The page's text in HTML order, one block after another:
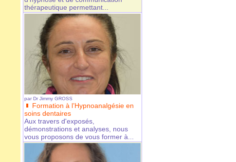
thérapeutique permettant...
par Dr Jimmy GROSS
Formation à l’Hypnoanalgésie en
soins dentaires
Aux travers d'exposés,
démonstrations et analyses, nous
vous proposons de vous former à...